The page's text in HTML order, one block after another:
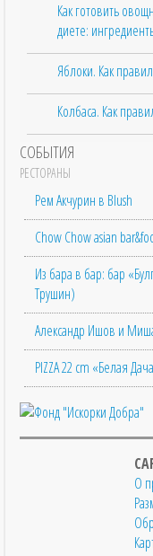
Как готовить
диете:
Яблоки. Как
Колбаса. Как
СОБЫТИЯ
РЕСТОРАНЫ
Рем Акчурин в Blush
Chow Chow asian
Из бара в бар: бар
Трушин)
Александр Ишов и
PIZZA 22 cm «Белая
О